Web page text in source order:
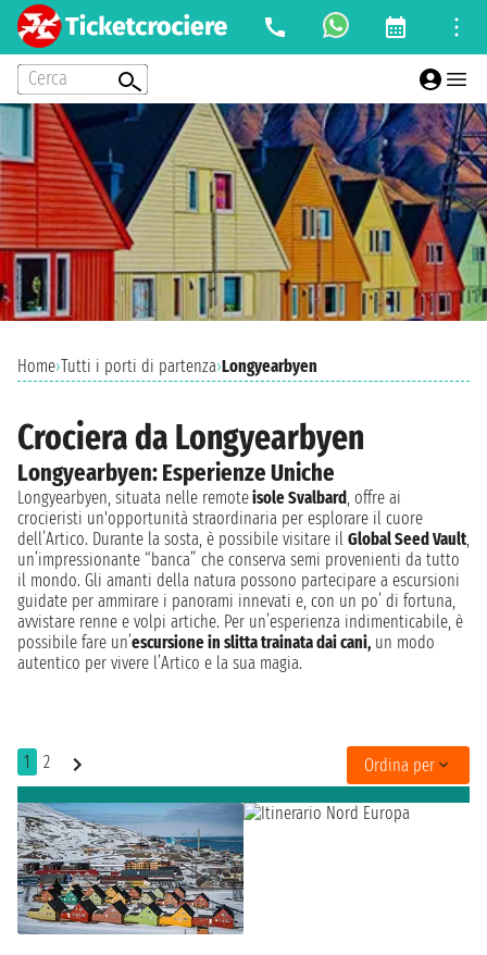
Cerca
Home›Tutti i porti di partenza›Longyearbyen
Crociera da Longyearbyen
Longyearbyen: Esperienze Uniche
Longyearbyen, situata nelle remoteisole Svalbard, offre ai
crocieristi un'opportunità straordinaria per esplorare il cuore
dell’Artico. Durante la sosta, è possibile visitare il Global Seed Vault,
un’impressionante “banca” che conserva semi provenienti da tutto
il mondo. Gli amanti della natura possono partecipare a escursioni
guidate per ammirare i panorami innevati e, con un po’ di fortuna,
avvistare renne e volpi artiche. Per un’esperienza indimenticabile, è
possibile fare un’escursione in slitta trainata dai cani, un modo
autentico per vivere l’Artico e la sua magia.
1 2 Ordina per